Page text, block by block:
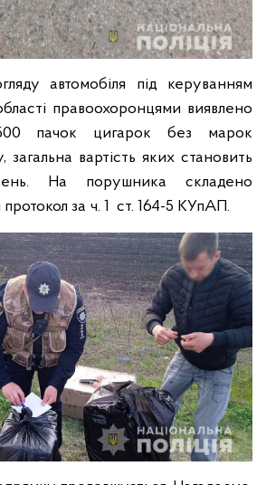
автомобіля під керуванням
правоохоронцями виявлено
пачок цигарок без марок
загальна вартість яких становить
На порушника складено
за ч. 1 ст. 164-5 КУпАП.